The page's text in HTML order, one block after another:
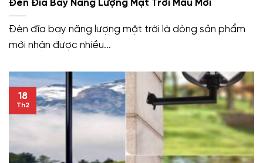
Đèn Đĩa Bay Năng Lượng Mặt Trời Mẫu Mới
Đèn đĩa bay năng lượng mặt trời là dòng sản phẩm
mới nhận được nhiều...
18
Th2